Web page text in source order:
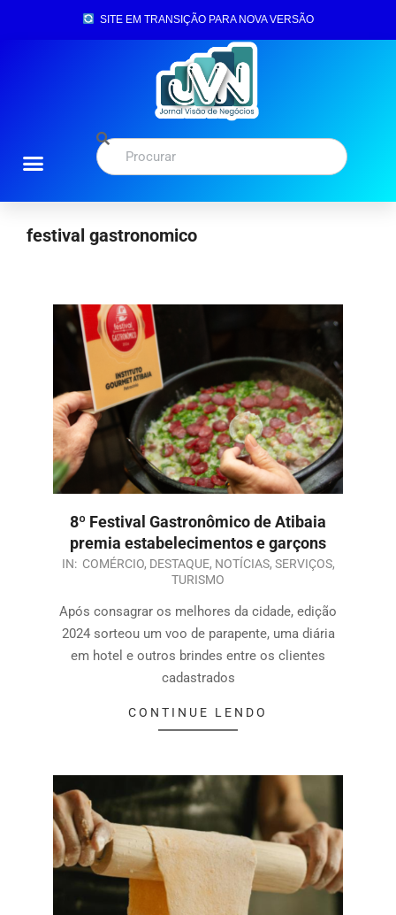
SITE EM TRANSIÇÃO PARA NOVA VERSÃO
festival gastronomico
8º Festival Gastronômico de Atibaia
premia estabelecimentos e garçons
IN: COMÉRCIO, DESTAQUE, NOTÍCIAS, SERVIÇOS,
TURISMO
Após consagrar os melhores da cidade, edição
2024 sorteou um voo de parapente, uma diária
em hotel e outros brindes entre os clientes
cadastrados
CONTINUE LENDO